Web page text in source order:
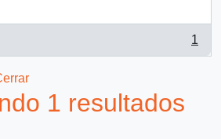
1
1 resultados